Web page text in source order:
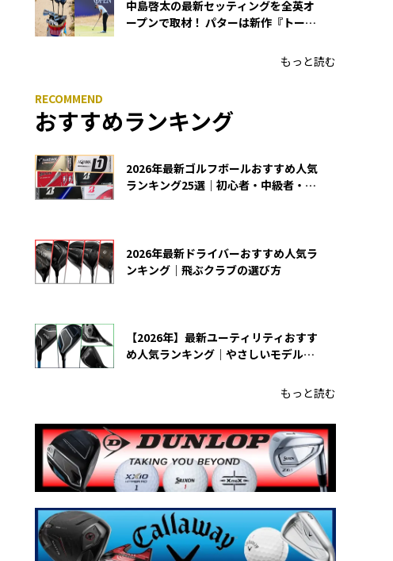
中島啓太の最新セッティングを全英オ
ープンで取材！ パターは新作『トーチ
もっと読む
おすすめランキング
2026年最新ゴルフボールおすすめ人気
ランキング25選｜初心者・中級者・上
2026年最新ドライバーおすすめ人気ラ
ンキング｜飛ぶクラブの選び方
【2026年】最新ユーティリティおすす
め人気ランキング｜やさしいモデルの
もっと読む